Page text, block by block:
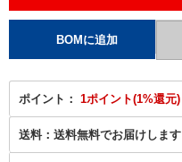
ポイント： 1ポイント(1%還元)
送料： 送料無料でお届けします